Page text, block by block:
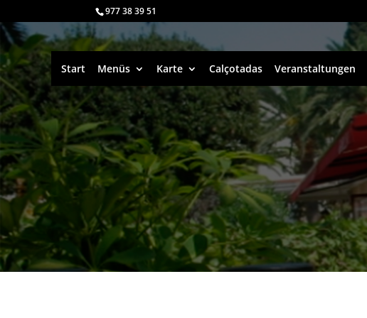
977 38 39 51
Start Menüs Karte Calçotadas Veranstaltungen